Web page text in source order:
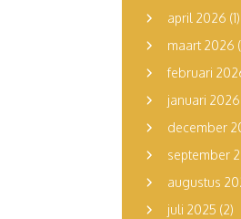
april 2026 (1)
maart 2026
februari
januari 2026
december
september
augustus
juli 2025 (2)